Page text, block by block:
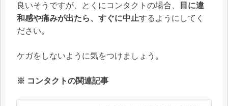
良いそうですが、とくにコンタクトの場合、
目に違
和感や痛みが出たら、すぐに中止するようにしてく
ださい。
ケガをしないように気をつけましょう。
※ コンタクトの関連記事